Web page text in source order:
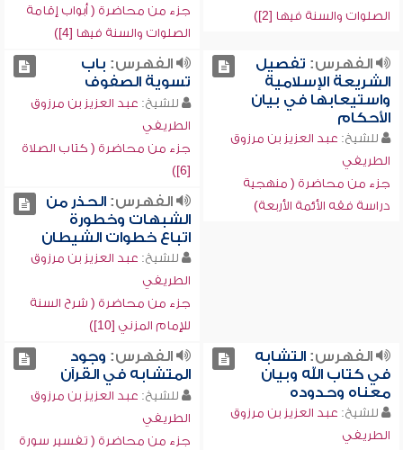
الصلوات والسنة فيها [2])
جزء من محاضرة ( أبواب إقامة
الصلوات والسنة فيها [4])
الفهرس: تفصيل
الشريعة الإسلامية
واستيعابها في بيان
الأحكام
للشيخ: عبد العزيز بن مرزوق
الطريفي
جزء من محاضرة ( منهجية
دراسة فقه الأئمة الأربعة)
الفهرس: باب
تسوية الصفوف
للشيخ: عبد العزيز بن مرزوق
الطريفي
جزء من محاضرة ( كتاب الصلاة
[6])
الفهرس:الحذر من
الشبهات وخطورة
اتباع خطوات الشيطان
للشيخ: عبد العزيز بن مرزوق
الطريفي
جزء من محاضرة ( شرح السنة
للإمام المزني [10])
الفهرس:التشابه
في كتاب الله وبيان
معناه وحدوده
للشيخ: عبد العزيز بن مرزوق
الطريفي
الفهرس: وجود
المتشابه في القرآن
للشيخ: عبد العزيز بن مرزوق
الطريفي
جزء من محاضرة ( تفسير سورة